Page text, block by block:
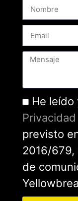
He leído
previsto
2016/679,
de